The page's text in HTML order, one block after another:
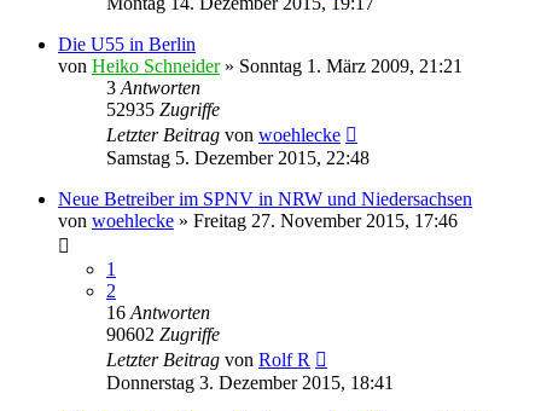
Die U55 in Berlin
von Heiko Schneider» Sonntag 1. März 2009, 21:21
3 Antworten
52935 Zugriffe
Letzter Beitrag von woehlecke
Samstag 5. Dezember 2015, 22:48
Neue Betreiber im SPNV in NRW und Niedersachsen
von woehlecke » Freitag 27. November 2015, 17:46
1
2
16 Antworten
90602 Zugriffe
Letzter Beitrag von Rolf R
Donnerstag 3. Dezember 2015, 18:41